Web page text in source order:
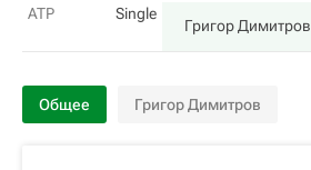
ATP
Single
Григор Димитров
Общее Григор Димитров